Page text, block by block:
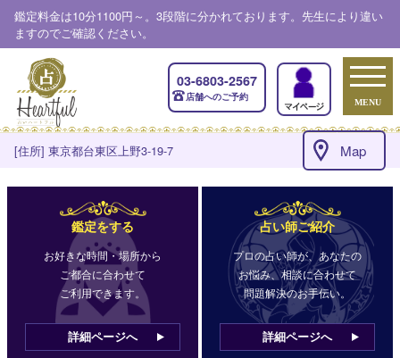
鑑定料金は10分1100円～。3段階に分かれております。先生により違い
ますのでご確認ください。
MENU
[住所] 東京都台東区上野3-19-7 Map
03-6803-2567
店舗へのご予約
&public_read("rateplan");
鑑定をする
お好きな時間・場所から
ご都合に合わせて
ご利用できます。
詳細ページへ
占い師ご紹介
プロの占い師が、あなたの
お悩み、相談に合わせて
問題解決のお手伝い。
詳細ページへ